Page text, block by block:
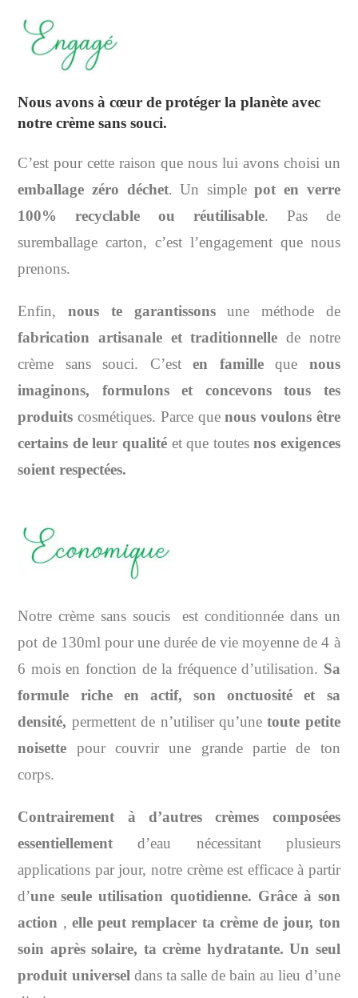
Nous avons à cœur deprotéger la planète avec
notre crème sans souci.
C’est pour cette raison que nous lui avons choisi un
emballage zéro déchet. Un simplepot en verre
100% recyclable ou réutilisable. Pas de
suremballage carton, c’est l’engagement que nous
prenons.
Enfin,nous te garantissonsune méthode de
fabrication artisanale et traditionnelle de notre
crème sans souci. C’esten familleque nous
imaginons, formulons et concevons tous tes
produits cosmétiques. Parce quenous voulons être
certains de leur qualitéet que toutesnos exigences
soient respectées.
Notre crème sans soucis est conditionnée dans un
pot de 130ml pour une durée de vie moyenne de 4 à
6 mois en fonction de la fréquence d’utilisation. Sa
formule riche en actif, son onctuosité et sa
densité, permettent de n’utiliser qu’unetoute petite
noisette pour couvrir une grande partie de ton
corps.
Contrairement à d’autres crèmes composées
essentiellementd’eau nécessitant plusieurs
applications par jour, notre crème est efficace à partir
d’une seule utilisation quotidienne. Grâce à son
action , elle peut remplacer ta crème de jour, ton
soin après solaire, ta crème hydratante. Un seul
produit universel dans ta salle de bain au lieu d’une